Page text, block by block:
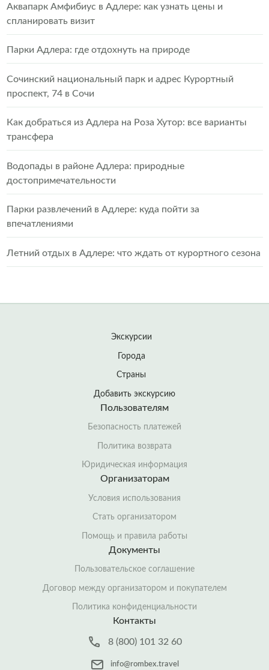
Аквапарк Амфибиус в Адлере: как узнать цены и
спланировать визит
Парки Адлера: где отдохнуть на природе
Сочинский национальный парк и адрес Курортный
проспект, 74 в Сочи
Как добраться из Адлера на Роза Хутор: все варианты
трансфера
Водопады в районе Адлера: природные
достопримечательности
Парки развлечений в Адлере: куда пойти за
впечатлениями
Летний отдых в Адлере: что ждать от курортного сезона
Экскурсии
Города
Страны
Добавить экскурсию
Пользователям
Безопасность платежей
Политика возврата
Юридическая информация
Организаторам
Условия использования
Стать организатором
Помощь и правила работы
Документы
Пользовательское соглашение
Договор между организатором и покупателем
Политика конфиденциальности
Контакты
8 (800) 101 32 60
info@rombex.travel